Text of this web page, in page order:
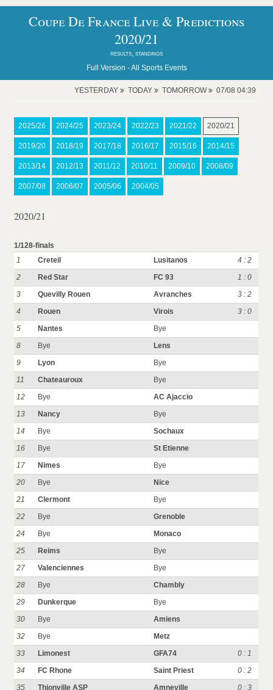
Coupe De France Live & Predictions
2020/21
results, standings
Full Version -All Sports Events
YESTERDAY TODAY TOMORROW 07/08 04:39
2025/26 2024/25 2023/24 2022/23 2021/22 2020/21
2019/20 2018/19 2017/18 2016/17 2015/16 2014/15
2013/14 2012/13 2011/12 2010/11 2009/10 2008/09
2007/08 2006/07 2005/06 2004/05
2020/21
1/128-finals
1
Creteil Lusitanos
4 : 2
2
Red Star FC 93
1 : 0
3
Quevilly Rouen Avranches
3 : 2
4
Rouen Virois
3 : 0
5
Nantes
Bye
8
Bye
Lens
9
Lyon
Bye
11
Chateauroux
Bye
12
Bye
AC Ajaccio
13
Nancy
Bye
14
Bye
Sochaux
16
Bye
St Etienne
17
Nimes
Bye
20
Bye
Nice
21
Clermont
Bye
22
Bye
Grenoble
24
Bye
Monaco
25
Reims
Bye
27
Valenciennes
Bye
28
Bye
Chambly
29
Dunkerque
Bye
30
Bye
Amiens
32
Bye
Metz
33
Limonest GFA74
0 : 1
34
FC Rhone Saint Priest
0 : 2
35
Thionville ASP Amneville
0 : 3